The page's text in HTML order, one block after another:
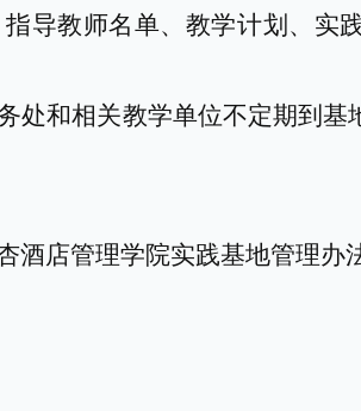
指导教师名单、 教学计划 、 实
处和相关教学单位不定期到基
酒店管理学院实践基地管理办